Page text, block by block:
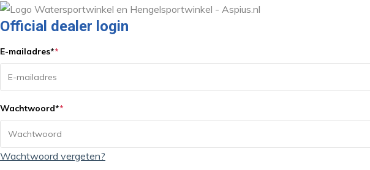
Official dealer login
E-mailadres**
Wachtwoord**
Wachtwoord vergeten?